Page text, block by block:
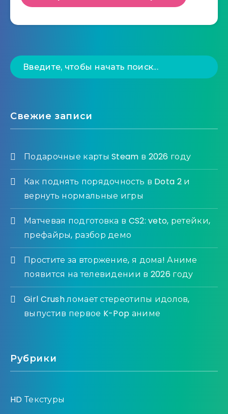
Свежие записи
Подарочные карты Steam в 2026 году
Как поднять порядочность в Dota 2 и
вернуть нормальные игры
Матчевая подготовка в CS2: veto, ретейки,
префайры, разбор демо
Простите за вторжение, я дома! Аниме
появится на телевидении в 2026 году
Girl Crush ломает стереотипы идолов,
выпустив первое K-Pop аниме
Рубрики
HD Текстуры